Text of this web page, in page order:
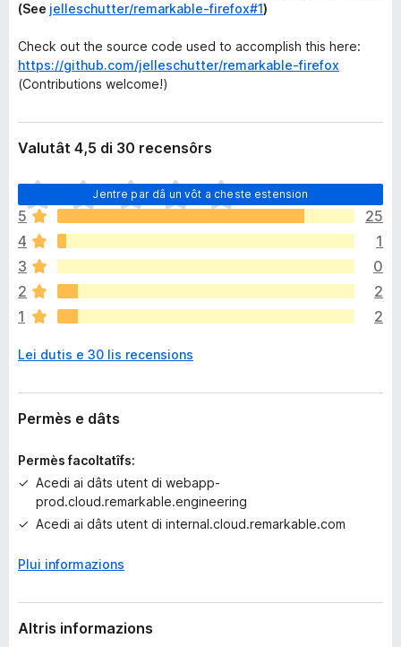
o
(See jelleschutter/remarkable-firefox#1)
Check out the source code used to accomplish this here:
https://github.com/jelleschutter/remarkable-firefox
(Contributions welcome!)
Valutât 4,5 di 30 recensôrs
Jentre par dâ un vôt a cheste estension
N
o
s
o
n
a
n
c
e
ò
v
l
t
z
o
s
5
25
4
1
3
0
2
2
1
2
Lei dutis e 30 lis recensions
Permès e dâts
Permès facoltatîfs:
Acedi ai dâts utent di webapp-
prod.cloud.remarkable.engineering
Acedi ai dâts utent di internal.cloud.remarkable.com
Plui informazions
Altris informazions